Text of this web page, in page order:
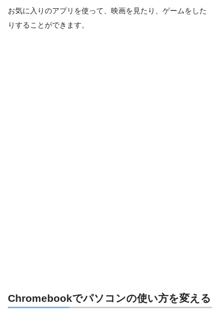
お気に入りのアプリを使って、映画を見たり、ゲームをした
りすることができます。
Chromebookでパソコンの使い方を変える